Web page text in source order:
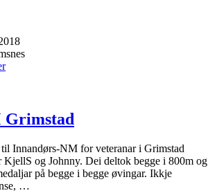
til
Grimstad
Innandørs-NM for veteranar i Grimstad
KjellS og Johnny. Dei deltok begge i 800m og
på begge i begge øvingar. Ikkje
…